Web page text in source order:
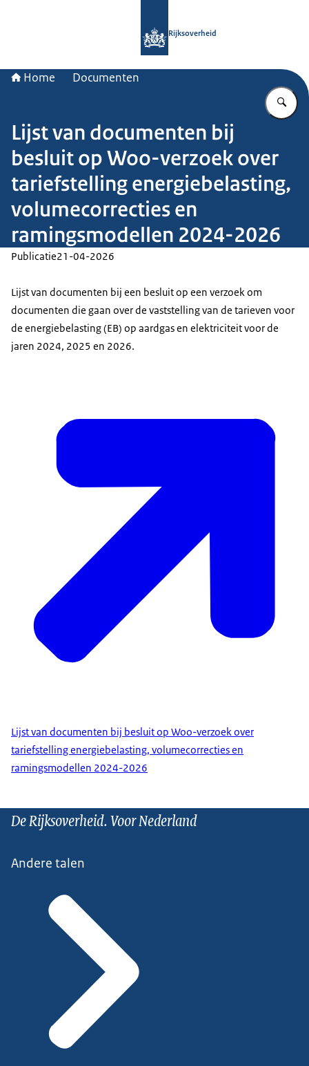
Rijksoverheid
Home Documenten
Lijst van documenten bij
besluit op Woo-verzoek over
tariefstelling energiebelasting,
volumecorrecties en
ramingsmodellen 2024-2026
Publicatie21-04-2026
Lijst van documenten bij een besluit op een verzoek om
documenten die gaan over de vaststelling van de tarieven voor
de energiebelasting (EB) op aardgas en elektriciteit voor de
jaren 2024, 2025 en 2026.
Lijst van documenten bij besluit op Woo-verzoek over
tariefstelling energiebelasting, volumecorrecties en
ramingsmodellen 2024-2026
De Rijksoverheid. Voor Nederland
Andere talen